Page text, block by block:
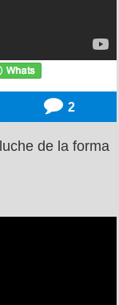
2
de la forma